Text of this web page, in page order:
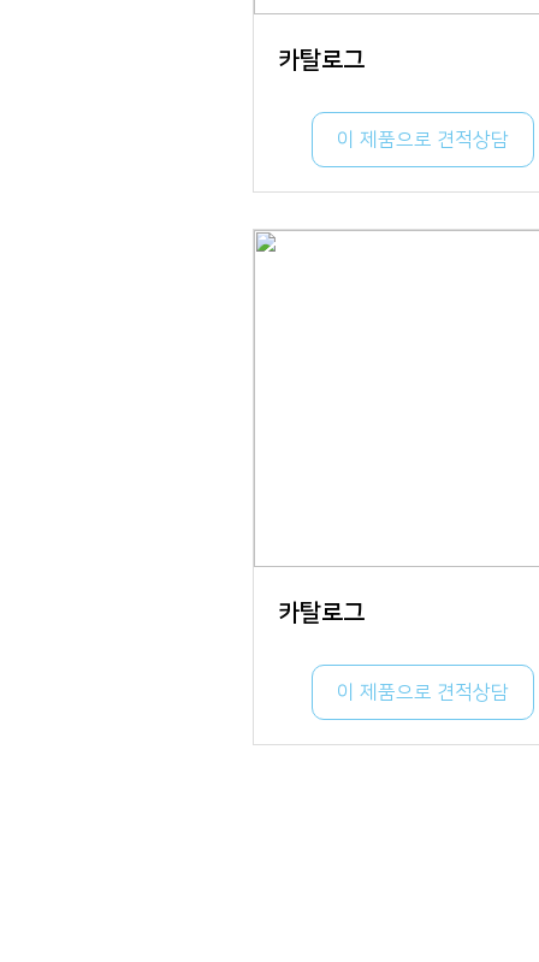
카탈로그
이 제품으로 견적상담
카탈로그
이 제품으로 견적상담